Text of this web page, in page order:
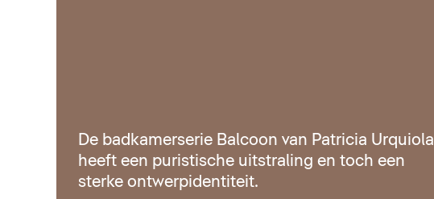
De badkamerserie Balcoon van Patricia Urquiola
heeft een puristische uitstraling en toch een
sterke ontwerpidentiteit.